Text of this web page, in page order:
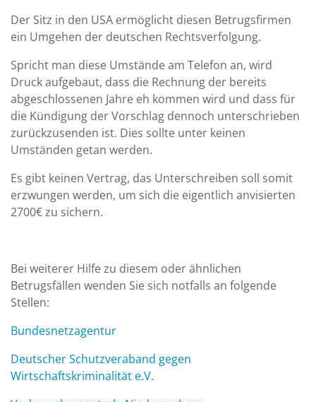
Der Sitz in den USA ermöglicht diesen Betrugsfirmen
ein Umgehen der deutschen Rechtsverfolgung.
Spricht man diese Umstände am Telefon an, wird
Druck aufgebaut, dass die Rechnung der bereits
abgeschlossenen Jahre eh kommen wird und dass für
die Kündigung der Vorschlag dennoch unterschrieben
zurückzusenden ist. Dies sollte unter keinen
Umständen getan werden.
Es gibt keinen Vertrag, das Unterschreiben soll somit
erzwungen werden, um sich die eigentlich anvisierten
2700€ zu sichern.
Bei weiterer Hilfe zu diesem oder ähnlichen
Betrugsfällen wenden Sie sich notfalls an folgende
Stellen:
Bundesnetzagentur
Deutscher Schutzveraband gegen
Wirtschaftskriminalität e.V.